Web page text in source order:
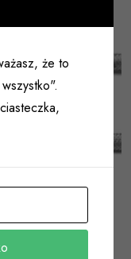
że to